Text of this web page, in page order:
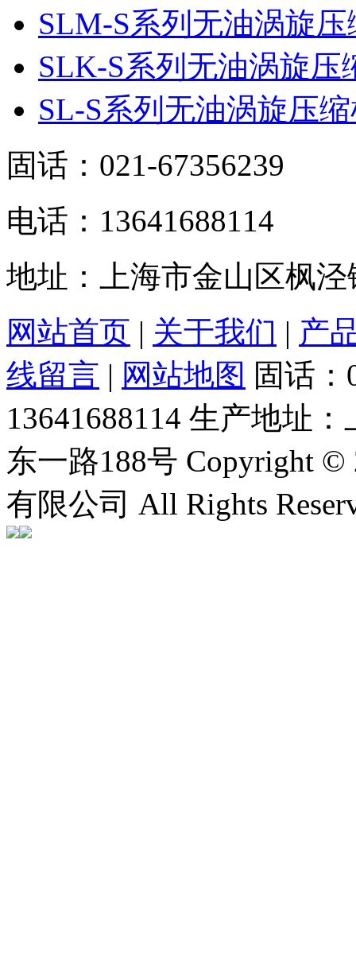
SLM-S系列无油涡旋
SLK-S系列无油涡旋
SL-S系列无油涡旋压
固话：021-67356239
电话：13641688114
地址：上海市金山区枫
网站首页 | 关于我们 | 产
线留言 | 网站地图 固话
13641688114 生产地址：
东一路188号 Copyright ©
有限公司 All Rights